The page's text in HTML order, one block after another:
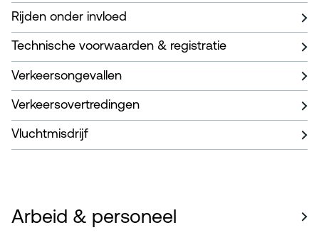
Rijden onder invloed
Technische voorwaarden & registratie
Verkeersongevallen
Verkeersovertredingen
Vluchtmisdrijf
Arbeid & personeel